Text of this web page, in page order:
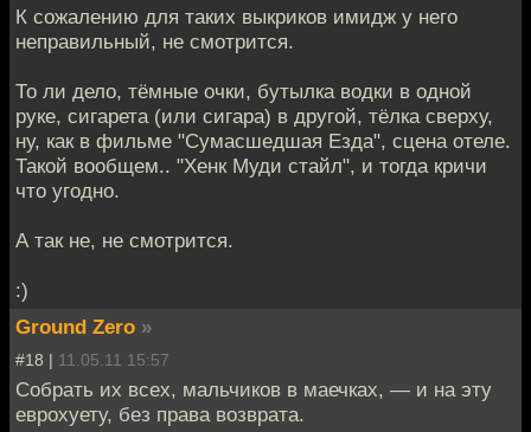
К сожалению для таких выкриков имидж у него
неправильный, не смотрится.
То ли дело, тёмные очки, бутылка водки в одной
руке, сигарета (или сигара) в другой, тёлка сверху,
ну, как в фильме "Сумасшедшая Езда", сцена отеле.
Такой вообщем.. "Хенк Муди стайл", и тогда кричи
что угодно.
А так не, не смотрится.
:)
Ground Zero »
#18 | 11.05.11 15:57
Собрать их всех, мальчиков в маечках, — и на эту
еврохуету, без права возврата.